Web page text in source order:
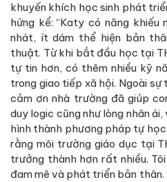
khuyến khích học sinh phát
hứng kể: “Katy có năng
nhát, ít dám thể hiện bản
thuật. Từ khi bắt đầu học tại
tự tin hơn, có thêm nhiều kỹ
trong giao tiếp xã hội. Ngoài
cảm ơn nhà trường đã giúp
duy logic cũng như lòng nhân
hình thành phương pháp tự
rằng môi trường giáo dục tại
trưởng thành hơn rất nhiều.
đam mê và phát triển bản